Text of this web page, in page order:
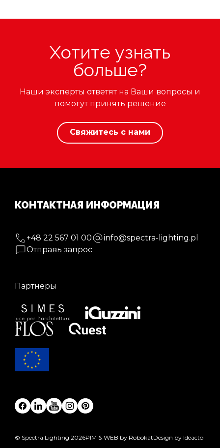
Хотите узнать
больше?
Наши эксперты ответят на Ваши вопросы и
помогут принять решение
Свяжитесь с нами
КОНТАКТНАЯ ИНФОРМАЦИЯ
+48 22 567 01 00
info@spectra-lighting.pl
Отправь запрос
Партнеры
© Spectra Lighting 2026PIM & WEB by RobokatDesign by Ideacto